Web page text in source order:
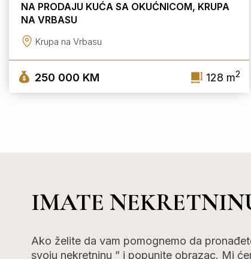
NA PRODAJU KUĆA SA OKUĆNICOM, KRUPA
NA VRBASU
Krupa na Vrbasu
250 000 KM 128 m2
IMATE
Ako želite da vam pomognemo da
svoju nekretninu ” i popunite obrazac. Mi